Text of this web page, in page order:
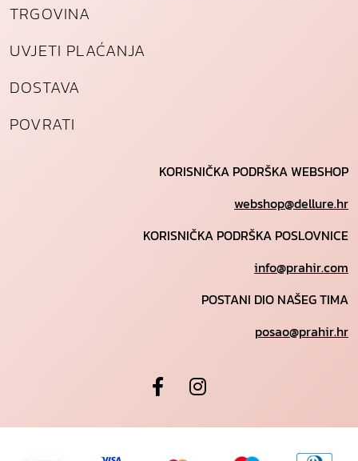
TRGOVINA
UVJETI PLAĆANJA
DOSTAVA
POVRATI
KORISNIČKA PODRŠKA WEBSHOP
webshop@dellure.hr
KORISNIČKA PODRŠKA POSLOVNICE
info@prahir.com
POSTANI DIO NAŠEG TIMA
posao@prahir.hr